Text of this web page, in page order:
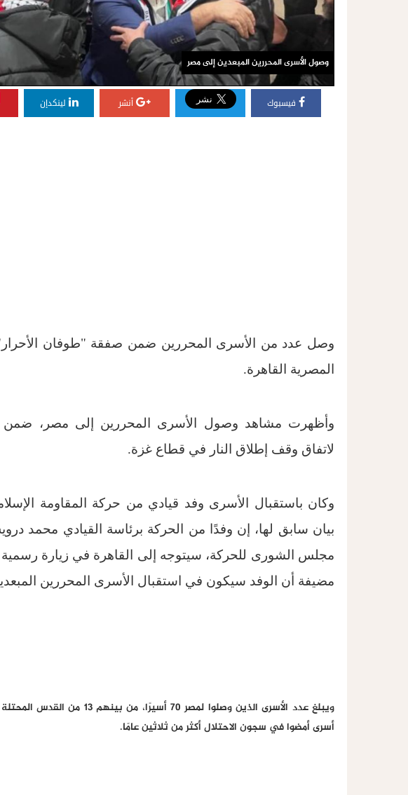
وصول الأسرى المحررين المبعدين إلى مصر
فيسبوك أنشر لينكدإن
وصل عدد من الأسرى المحررين ضمن صفقة "طوفان
المصرية القاهرة.
وأظهرت مشاهد وصول الأسرى المحررين إلى مصر، ضمن
لاتفاق وقف إطلاق النار في قطاع غزة.
وكان باستقبال الأسرى وفد قيادي من حركة المقاومة
بيان سابق لها، إ ن وفدًا من الحركة برئاسة القيادي محمد
مجلس الشورى للحركة، سيتوجه إلى القاهرة في زيارة رسمية
مضيفة أن الوفد سيكون في استقبال الأسرى المحررين
أسرى أمضوا في سجون الاحتلال أكثر من ثلاثين عامًا.